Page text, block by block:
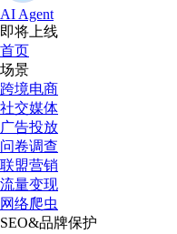
AI Agent
即将上线
首页
场景
跨境电商
社交媒体
广告投放
问卷调查
联盟营销
流量变现
网络爬虫
SEO&品牌保护